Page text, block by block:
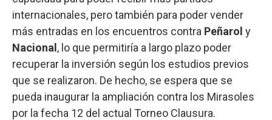
internacionales, pero también para poder vender
más entradas en los encuentros contra Peñarol y
Nacional , lo que permitiría a largo plazo poder
recuperar la inversión según los estudios previos
que se realizaron. De hecho, se espera que se
pueda inaugurar la ampliación contra los Mirasoles
por la fecha 12 del actual Torneo Clausura.